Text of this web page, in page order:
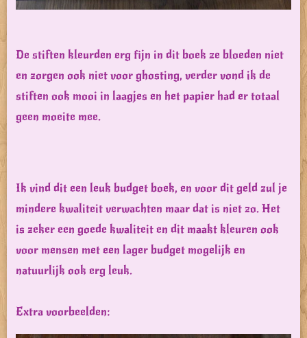
De stiften kleurden erg fijn in dit boek ze bloeden niet
en zorgen ook niet voor ghosting, verder vond ik de
stiften ook mooi in laagjes en het papier had er totaal
geen moeite mee.
Ik vind dit een leuk budget boek, en voor dit geld zul je
mindere kwaliteit verwachten maar dat is niet zo. Het
is zeker een goede kwaliteit en dit maakt kleuren ook
voor mensen met een lager budget mogelijk en
natuurlijk ook erg leuk.
Extra voorbeelden: